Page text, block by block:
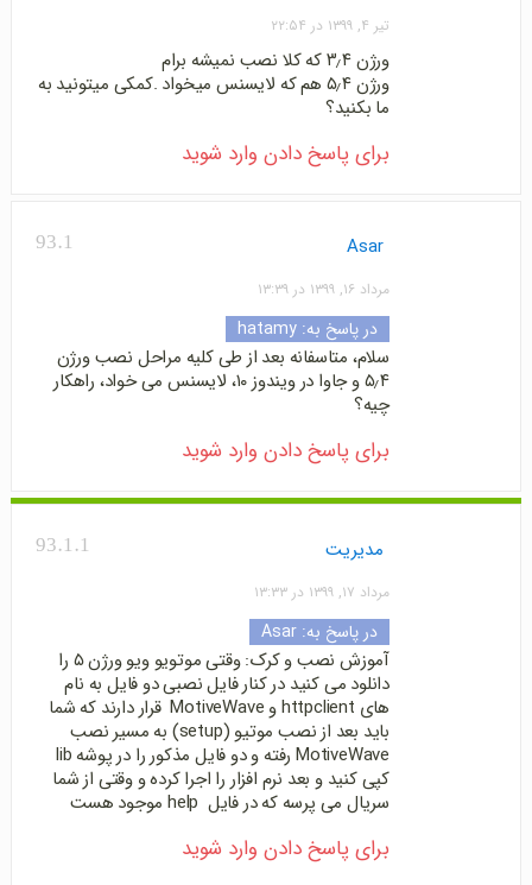
تیر ۴, ۱۳۹۹ در ۲۲:۵۴
ورژن ۳٫۴ که کلا نصب نمیشه برام
ورژن ۵٫۴ هم که لایسنس میخواد .کمکی میتونید به
ما بکنید؟
برای پاسخ دادن وارد شوید
93.1 Asar
مرداد ۱۶, ۱۳۹۹ در ۱۳:۳۹
در پاسخ به: hatamy
سلام، متاسفانه بعد از طی کلیه مراحل نصب ورژن
۵٫۴ و جاوا در ویندوز ۱۰، لایسنس می خواد، راهکار
چیه؟
برای پاسخ دادن وارد شوید
93.1.1 مدیریت
مرداد ۱۷, ۱۳۹۹ در ۱۳:۳۳
در پاسخ به: Asar
آموزش نصب و کرک: وقتی موتویو ویو ورژن ۵ را
دانلود می کنید در کنار فایل نصبی دو فایل به نام
های httpclient و MotiveWave قرار دارند که شما
باید بعد از نصب موتیو (setup) به مسیر نصب
MotiveWave رفته و دو فایل مذکور را در پوشه lib
کپی کنید و بعد نرم افزار را اجرا کرده و وقتی از شما
سریال می پرسه که در فایل help موجود هست
برای پاسخ دادن وارد شوید